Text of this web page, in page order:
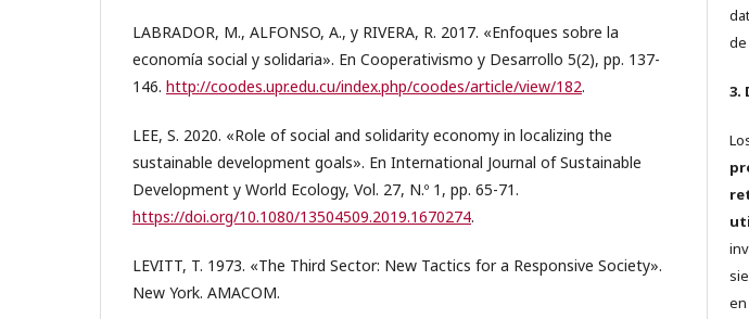
LABRADOR, M., ALFONSO, A., y RIVERA, R. 2017. «Enfoques sobre la
economía social y solidaria». En Cooperativismo y Desarrollo 5(2), pp. 137-
146. http://coodes.upr.edu.cu/index.php/coodes/article/view/182.
LEE, S. 2020. «Role of social and solidarity economy in localizing the
sustainable development goals». En International Journal of Sustainable
Development y World Ecology, Vol. 27, N.º 1, pp. 65-71.
https://doi.org/10.1080/13504509.2019.1670274.
LEVITT, T. 1973. «The Third Sector: New Tactics for a Responsive Society».
New York. AMACOM.
3.
en